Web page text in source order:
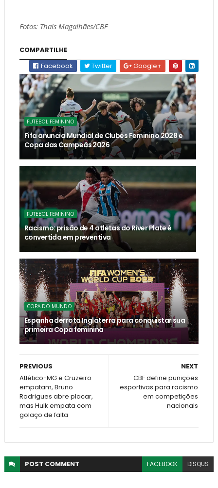
Fotos: Thais Magalhães/CBF
COMPARTILHE
Facebook
Twitter Google+
FUTEBOL FEMININO
Fifa anuncia Mundial de Clubes Feminino 2028 e
Copa das Campeãs 2026
FUTEBOL FEMININO
Racismo: prisão de 4 atletas do River Plate é
convertida em preventiva
COPA DO MUNDO
Espanha derrota Inglaterra para conquistar sua
primeira Copa feminina
NEXT
CBF define punições
esportivas para racismo
em competições
nacionais
PREVIOUS
Atlético-MG e Cruzeiro
empatam, Bruno
Rodrigues abre placar,
mas Hulk empata com
golaço de falta
POST COMMENT FACEBOOK DISQUS